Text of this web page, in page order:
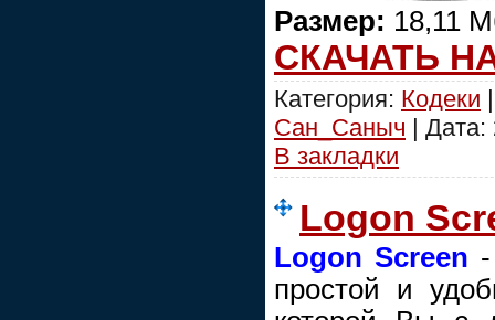
Размер: 18,11
СКАЧАТЬ
Категория: Кодеки
Сан_Саныч | Дата:
В закладки
Logon
Logon Screen
простой и